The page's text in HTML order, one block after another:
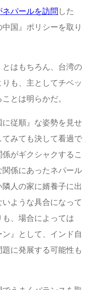
パールを訪問 した
国』ポリシーを取り
はもちろん、台湾の
も、主としてチベッ
とは明らかだ。
従順』な姿勢を見せ
みても決して看過で
がギクシャクするこ
係にあったネパール
人の家に婿養子に出
ような具合になって
、場合によっては
ン』として、インド自
に発展する可能性も